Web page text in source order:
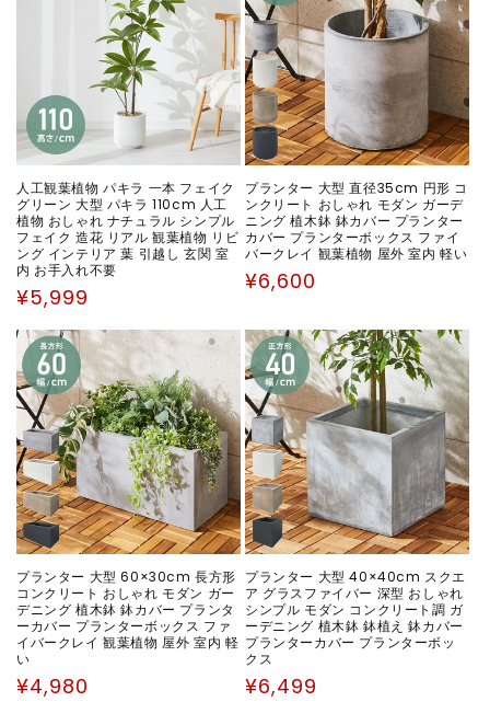
人工観葉植物 パキラ 一本 フェイク
グリーン 大型 パキラ 110cm 人工
植物 おしゃれ ナチュラル シンプル
フェイク 造花 リアル 観葉植物 リビ
ング インテリア 葉 引越し 玄関 室
内 お手入れ不要
通
価
格
¥5,999
プランター 大型 直径35cm 円形 コ
ンクリート おしゃれ モダン ガーデ
ニング 植木鉢 鉢カバー プランター
カバー プランターボックス ファイ
バークレイ 観葉植物 屋外 室内 軽い
通
価
格
¥6,600
プランター 大型 60×30cm 長方形
コンクリート おしゃれ モダン ガー
デニング 植木鉢 鉢カバー プランタ
ーカバー プランターボックス ファ
イバークレイ 観葉植物 屋外 室内 軽
い
通
¥4,980
プランター 大型 40×40cm スクエ
ア グラスファイバー 深型 おしゃれ
シンプル モダン コンクリート調 ガ
ーデニング 植木鉢 鉢植え 鉢カバー
プランターカバー プランターボッ
クス
通
¥6,499